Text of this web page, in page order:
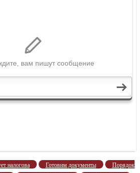
налогова Готовим документы
Порядок